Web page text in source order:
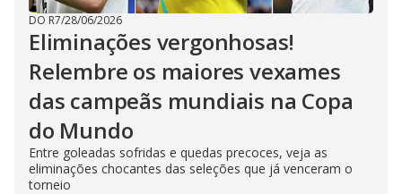
DO R7/28/06/2026
Eliminações vergonhosas!
Relembre os maiores vexames
das campeãs mundiais na Copa
do Mundo
Entre goleadas sofridas e quedas precoces, veja as
eliminações chocantes das seleções que já venceram o
torneio